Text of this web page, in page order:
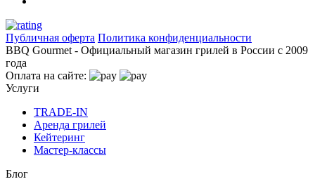
Публичная оферта Политика конфиденциальности
BBQ Gourmet - Официальный магазин грилей в России с 2009
года
Оплата на сайте:
Услуги
TRADE-IN
Аренда грилей
Кейтеринг
Мастер-классы
Блог